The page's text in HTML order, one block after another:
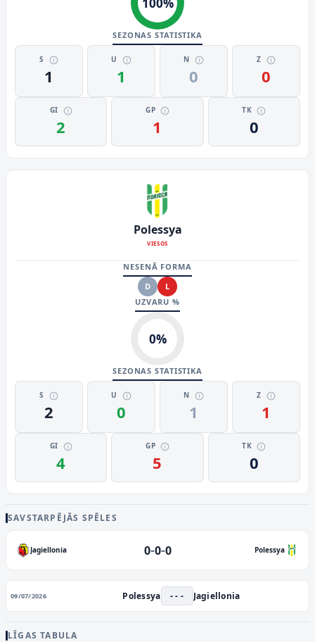
SEZONAS STATISTIKA
S
1
U
1
N
0
Z
0
GI
2
GP
1
TK
0
Polessya
VIESOS
NESENĀ FORMA
D
L
UZVARU %
0%
SEZONAS STATISTIKA
S
2
U
0
N
1
Z
1
GI
4
GP
5
TK
0
SAVSTARPĒJĀS SPĒLES
Jagiellonia 0-0-0 Polessya
09/07/2026 Polessya - - - Jagiellonia
LĪGAS TABULA